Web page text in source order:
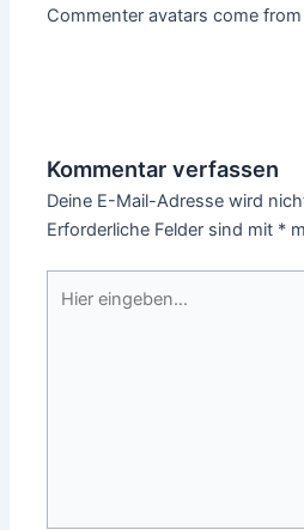
Commenter avatars come
Kommentar verfassen
Deine E-Mail-Adresse wird
Erforderliche Felder sind mit *
eingeben…